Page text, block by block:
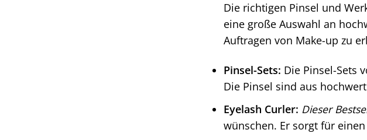
Die richtigen Pinsel und
eine große Auswahl an
Auftragen von Make-up zu
Pinsel-Sets: Die Pinsel-Sets
Die Pinsel sind aus
Eyelash Curler: Dieser
wünschen. Er sorgt für